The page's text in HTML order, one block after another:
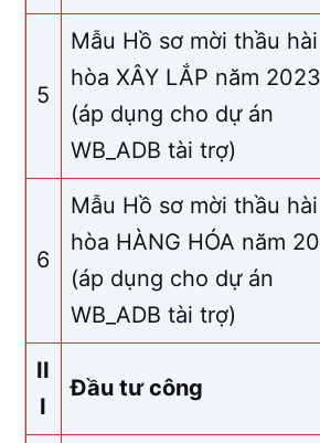
5
Mẫu Hồ sơ mời thầu hài
hòa XÂY LẮP năm 2023
(áp dụng cho dự án
WB_ADB tài trợ)
6
Mẫu Hồ sơ mời thầu hài
hòa HÀNG HÓA năm
(áp dụng cho dự án
WB_ADB tài trợ)
II
I
Đầu tư công